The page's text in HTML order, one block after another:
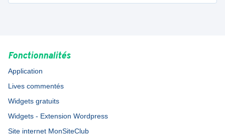
Fonctionnalités
Application
Lives commentés
Widgets gratuits
Widgets - Extension Wordpress
Site internet MonSiteClub